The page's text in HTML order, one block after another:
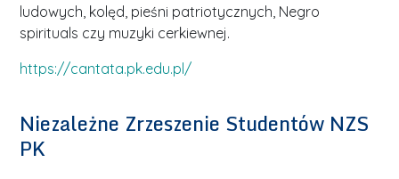
ludowych, kolęd, pieśni patriotycznych, Negro
spirituals czy muzyki cerkiewnej.
https://cantata.pk.edu.pl/
Niezależne Zrzeszenie Studentów NZS
PK